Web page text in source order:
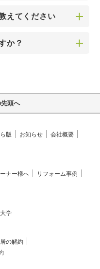
えてください
か？
頭へ
版 お知らせ
会社概要
ナー様へ
リフォーム事例
学
の解約